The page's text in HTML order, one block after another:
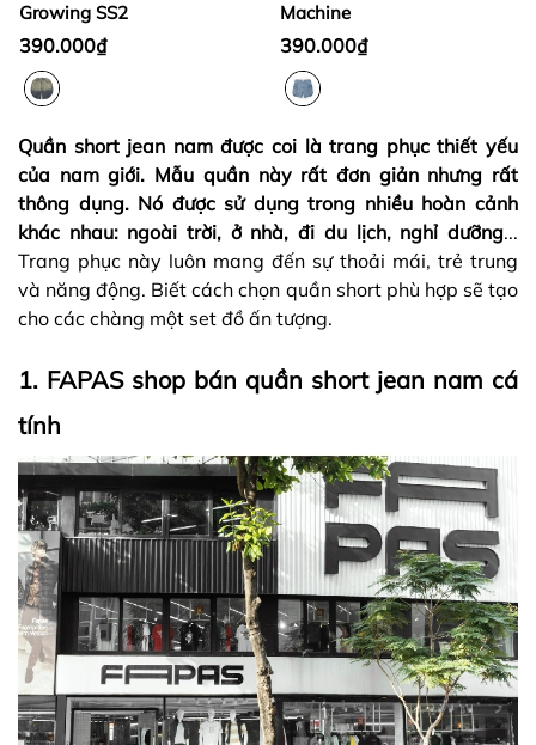
Growing SS2
390.000₫
Machine
390.000₫
Quần short jean nam được coi là trang phục thiết yếu
của nam giới. Mẫu quần này rất đơn giản nhưng rất
thông dụng. Nó được sử dụng trong nhiều hoàn cảnh
khác nhau: ngoài trời, ở nhà, đi du lịch, nghỉ dưỡng...
Trang phục này luôn mang đến sự thoải mái, trẻ trung
và năng động. Biết cách chọn quần short phù hợp sẽ tạo
cho các chàng một set đồ ấn tượng.
1. FAPAS shop bán quần short jean nam cá
tính